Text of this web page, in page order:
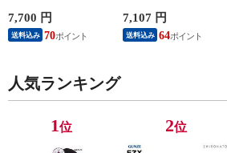
柔流 ノースリーブ
トップス タンクトッ
プ Uネック JAY390
7,700 円
送料込み 70
矯正 骨盤補正 補正
下着 シームレス レ
ディース
7,107 円
送料込み 64
人気ランキング
1位 2位